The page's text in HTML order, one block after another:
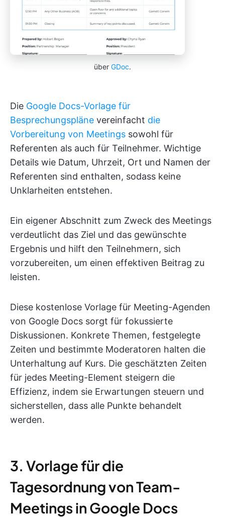
über GDoc.
Die Google Docs-Vorlage für
Besprechungspläne vereinfacht die
Vorbereitung von Meetings sowohl für
Referenten als auch für Teilnehmer. Wichtige
Details wie Datum, Uhrzeit, Ort und Namen der
Referenten sind enthalten, sodass keine
Unklarheiten entstehen.
Ein eigener Abschnitt zum Zweck des Meetings
verdeutlicht das Ziel und das gewünschte
Ergebnis und hilft den Teilnehmern, sich
vorzubereiten, um einen effektiven Beitrag zu
leisten.
Diese kostenlose Vorlage für Meeting-Agenden
von Google Docs sorgt für fokussierte
Diskussionen. Konkrete Themen, festgelegte
Zeiten und bestimmte Moderatoren halten die
Unterhaltung auf Kurs. Die geschätzten Zeiten
für jedes Meeting-Element steigern die
Effizienz, indem sie Erwartungen steuern und
sicherstellen, dass alle Punkte behandelt
werden.
3. Vorlage für die
Tagesordnung von Team-
Meetings in Google Docs